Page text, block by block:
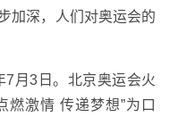
加深，人们对奥运会的
7月3日。北京奥运会火
燃激情 传递梦想”为口